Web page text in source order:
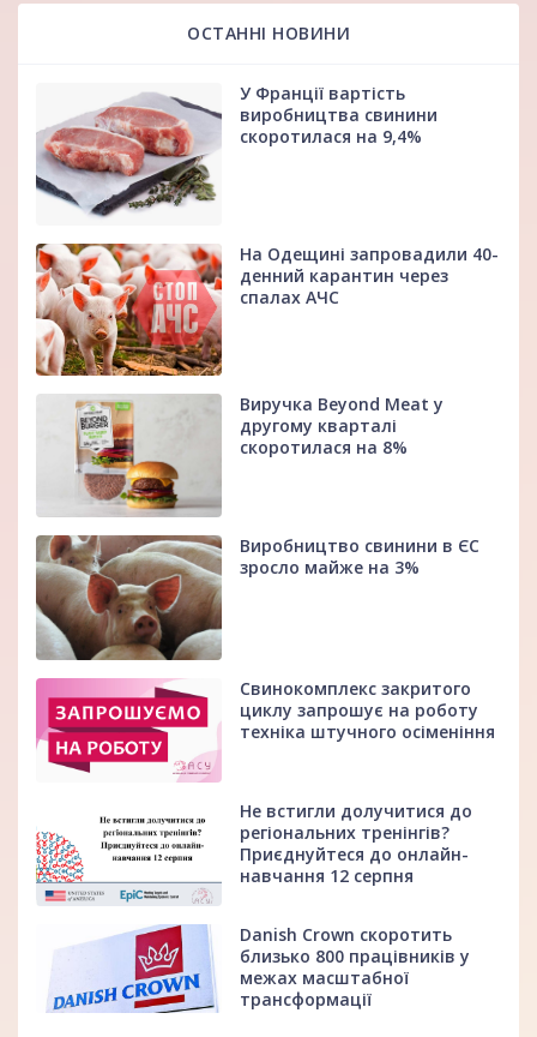
ОСТАННІ НОВИНИ
У Франції вартість
виробництва свинини
скоротилася на 9,4%
На Одещині запровадили 40-
денний карантин через
спалах АЧС
Виручка Beyond Meat у
другому кварталі
скоротилася на 8%
Виробництво свинини в ЄС
зросло майже на 3%
Свинокомплекс закритого
циклу запрошує на роботу
техніка штучного осіменіння
Не встигли долучитися до
регіональних тренінгів?
Приєднуйтеся до онлайн-
навчання 12 серпня
Danish Crown скоротить
близько 800 працівників у
межах масштабної
трансформації